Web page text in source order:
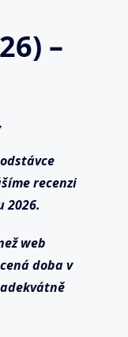
–
recenzi
2026.
web
doba v